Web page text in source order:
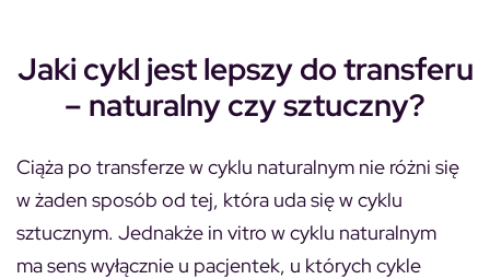
Jaki cykl jest lepszy do transferu
– naturalny czy sztuczny?
Ciąża po transferze w cyklu naturalnym nie różni się
w żaden sposób od tej, która uda się w cyklu
sztucznym. Jednakże in vitro w cyklu naturalnym
ma sens wyłącznie u pacjentek, u których cykle